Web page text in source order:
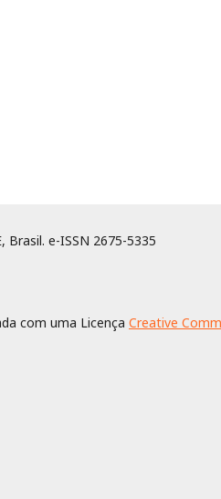
e-ISSN 2675-5335
com uma Licença Creative